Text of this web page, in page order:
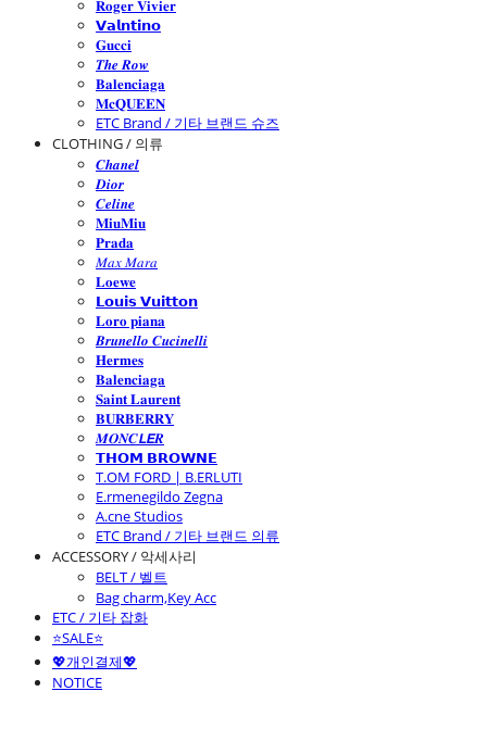
𝐑𝐨𝐠𝐞𝐫 𝐕𝐢𝐯𝐢𝐞𝐫
𝗩𝗮𝗹𝗻𝘁𝗶𝗻𝗼
𝐆𝐮𝐜𝐜𝐢
𝑻𝒉𝒆 𝑹𝒐𝒘
𝐁𝐚𝐥𝐞𝐧𝐜𝐢𝐚𝐠𝐚
𝐌𝐜𝐐𝐔𝐄𝐄𝐍
ETC Brand / 기타 브랜드 슈즈
CLOTHING / 의류
𝑪𝒉𝒂𝒏𝒆𝒍
𝑫𝒊𝒐𝒓
𝑪𝒆𝒍𝒊𝒏𝒆
𝐌𝐢𝐮𝐌𝐢𝐮
𝐏𝐫𝐚𝐝𝐚
𝑀𝑎𝑥 𝑀𝑎𝑟𝑎
𝐋𝐨𝐞𝐰𝐞
𝗟𝗼𝘂𝗶𝘀 𝗩𝘂𝗶𝘁𝘁𝗼𝗻
𝐋𝐨𝐫𝐨 𝐩𝐢𝐚𝐧𝐚
𝑩𝒓𝒖𝒏𝒆𝒍𝒍𝒐 𝑪𝒖𝒄𝒊𝒏𝒆𝒍𝒍𝒊
𝐇𝐞𝐫𝐦𝐞𝐬
𝐁𝐚𝐥𝐞𝐧𝐜𝐢𝐚𝐠𝐚
𝐒𝐚𝐢𝐧𝐭 𝐋𝐚𝐮𝐫𝐞𝐧𝐭
𝐁𝐔𝐑𝐁𝐄𝐑𝐑𝐘
𝑴𝑶𝑵𝑪𝙇𝙀𝑹
𝗧𝗛𝗢𝗠 𝗕𝗥𝗢𝗪𝗡𝗘
T.OM FORD | B.ERLUTI
E.rmenegildo Zegna
A.cne Studios
ETC Brand / 기타 브랜드 의류
ACCESSORY / 악세사리
BELT / 벨트
Bag charm,Key Acc
ETC / 기타 잡화
⭐SALE⭐
💖개인결제💖
NOTICE